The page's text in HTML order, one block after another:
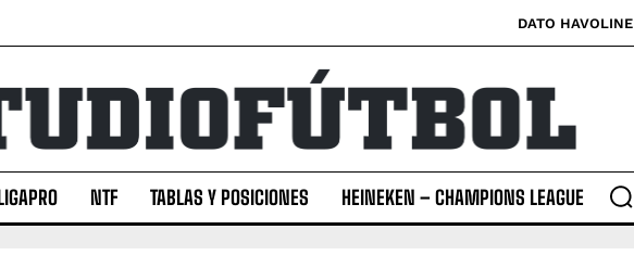
DATO HAVOLINE
NTF TABLAS Y POSICIONES HEINEKEN – CHAMPIONS LEAGUE